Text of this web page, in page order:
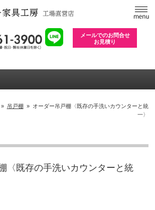
メールでのお問合せ
お見積り
» 吊戸棚» オーダー吊戸棚〈既存の手洗いカウンターと統
一〉
〈既存の手洗いカウンターと統